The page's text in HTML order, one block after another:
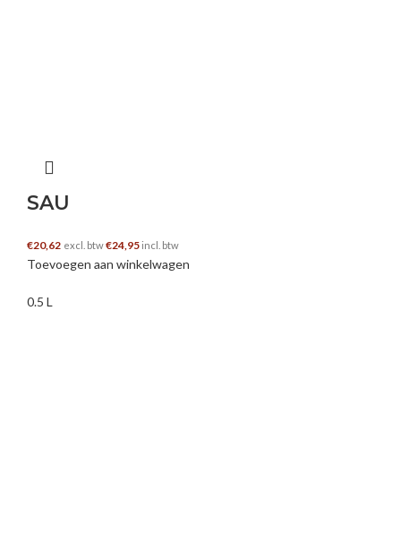
SAU
€20,62 excl. btw€24,95 incl. btw
Toevoegen aan winkelwagen
0.5 L